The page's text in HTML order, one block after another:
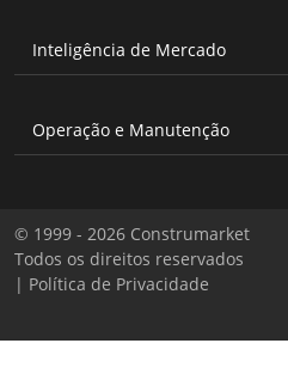
Inteligência de Mercado
Operação e Manutenção
© 1999 - 2026 Construmarket
Todos os direitos reservados
| Política de Privacidade